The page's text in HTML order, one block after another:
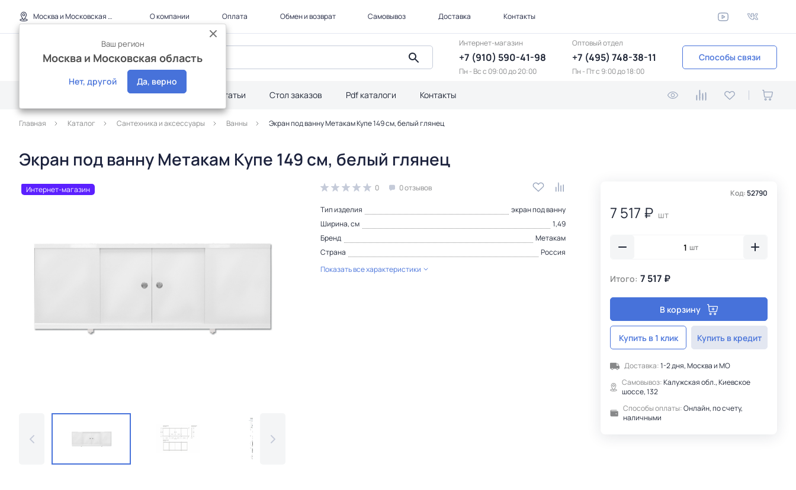
Москва и Московская область
Ваш регион
Москва и Московская область
Нет, другой Да, верно
О компании Оплата Обмен и возврат Самовывоз Доставка Контакты
Интернет-магазин
+7 (910) 590-41-98
Пн - Вс с 09:00 до 20:00
Оптовый отдел
+7 (495) 748-38-11
Пн - Пт c 9:00 до 18:00
Способы связи
Дилерам Акции Статьи Стол заказов Pdf каталоги Контакты
Главная Каталог Сантехника и аксессуары Ванны Экран под ванну Метакам Купе 149 см, белый глянец
Экран под ванну Метакам Купе 149 см, белый глянец
Интернет-магазин 0 0 отзывов
Тип изделия
экран под ванну
Ширина, см
1,49
Бренд
Метакам
Страна
Россия
Показать все характеристики
Код:52790
7 517 ₽ шт
шт
Итого: 7 517 ₽
В корзину
Купить в 1 клик Купить в кредит
Доставка:1-2 дня, Москва и МО
Самовывоз:Калужская обл., Киевское
шоссе, 132
Способы оплаты:Онлайн, по счету,
наличными